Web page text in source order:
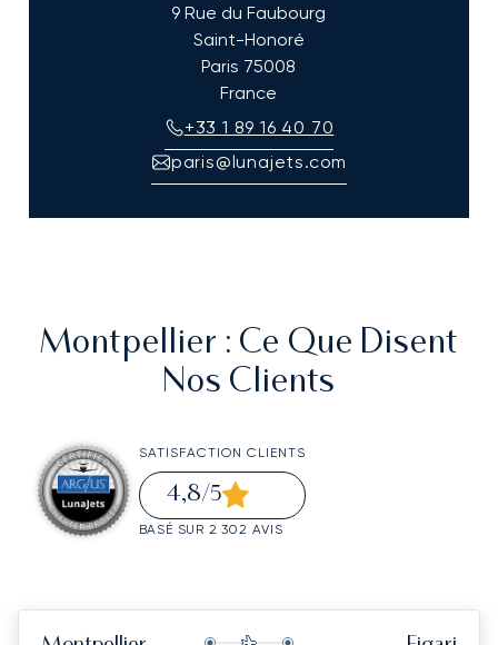
9 Rue du Faubourg
Saint-Honoré
Paris 75008
France
+33 1 89 16 40 70
paris@lunajets.com
Montpellier : Ce Que Disent
Nos Clients
SATISFACTION CLIENTS
4,8/5
BASÉ SUR 2 302 AVIS